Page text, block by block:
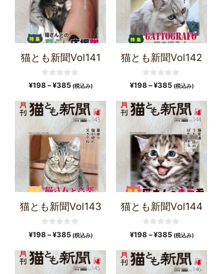
猫とも新聞Vol141
0
o
t
o
f
¥198 –¥385 (税込み)
猫とも新聞Vol142
0
o
t
o
f
¥198 –¥385 (税込み)
猫とも新聞Vol143
0
o
t
o
f
¥198 –¥385 (税込み)
猫とも新聞Vol144
0
o
t
o
f
¥198 –¥385 (税込み)